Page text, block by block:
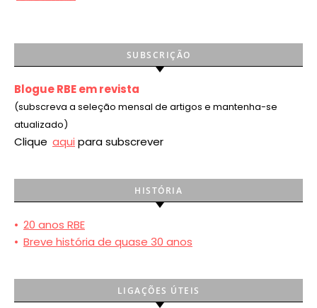
SUBSCRIÇÃO
Blogue RBE em revista
(subscreva a seleção mensal de artigos e mantenha-se
atualizado)
Clique aqui para subscrever
HISTÓRIA
• 20 anos RBE
• Breve história de quase 30 anos
LIGAÇÕES ÚTEIS